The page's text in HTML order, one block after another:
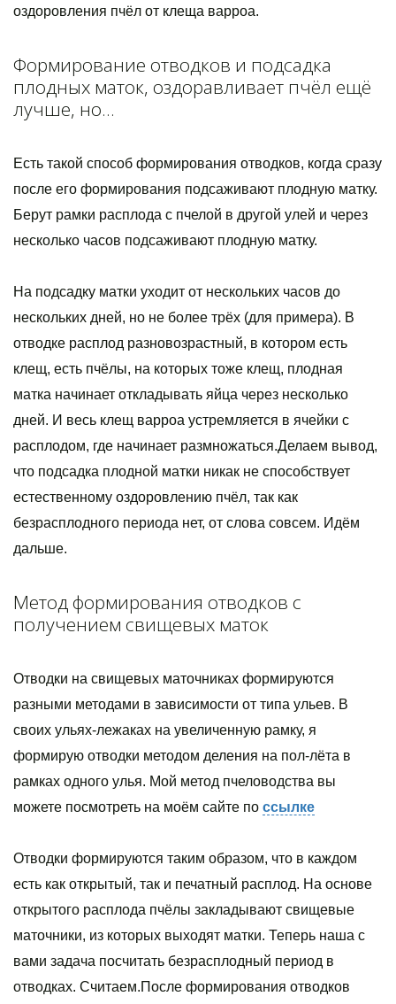
оздоровления пчёл от клеща варроа.
Формирование отводков и подсадка
плодных маток, оздоравливает пчёл ещё
лучше, но...
Есть такой способ формирования отводков, когда сразу
после его формирования подсаживают плодную матку.
Берут рамки расплода с пчелой в другой улей и через
несколько часов подсаживают плодную матку.
На подсадку матки уходит от нескольких часов до
нескольких дней, но не более трёх (для примера). В
отводке расплод разновозрастный, в котором есть
клещ, есть пчёлы, на которых тоже клещ, плодная
матка начинает откладывать яйца через несколько
дней. И весь клещ варроа устремляется в ячейки с
расплодом, где начинает размножаться.Делаем вывод,
что подсадка плодной матки никак не способствует
естественному оздоровлению пчёл, так как
безрасплодного периода нет, от слова совсем. Идём
дальше.
Метод формирования отводков с
получением свищевых маток
Отводки на свищевых маточниках формируются
разными методами в зависимости от типа ульев. В
своих ульях-лежаках на увеличенную рамку, я
формирую отводки методом деления на пол-лёта в
рамках одного улья. Мой метод пчеловодства вы
можете посмотреть на моём сайте по ссылке
Отводки формируются таким образом, что в каждом
есть как открытый, так и печатный расплод. На основе
открытого расплода пчёлы закладывают свищевые
маточники, из которых выходят матки. Теперь наша с
вами задача посчитать безрасплодный период в
отводках. Считаем.После формирования отводков